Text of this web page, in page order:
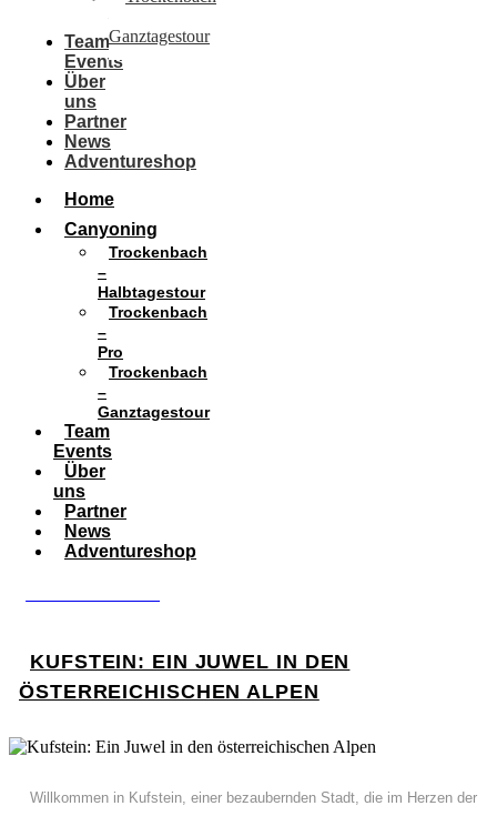
Ganztagestour
Team
Events
Über
uns
Partner
News
Adventureshop
Home
Canyoning
Trockenbach
–
Halbtagestour
Trockenbach
–
Pro
Trockenbach
–
Ganztagestour
Team
Events
Über
uns
Partner
News
Adventureshop
KUFSTEIN: EIN JUWEL IN DEN
ÖSTERREICHISCHEN ALPEN
Willkommen in Kufstein, einer bezaubernden Stadt, die im Herzen der